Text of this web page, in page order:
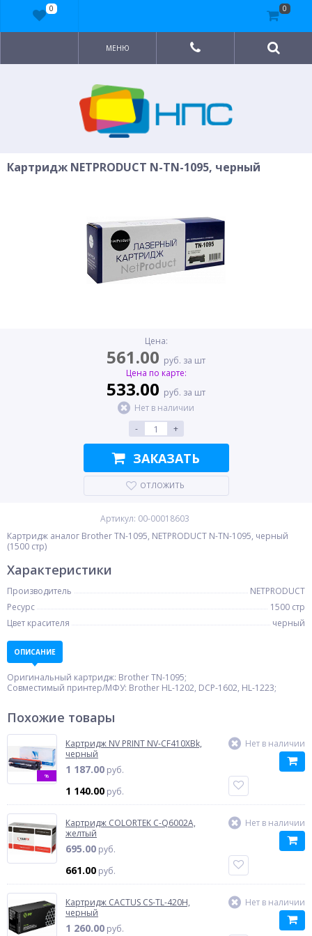
МЕНЮ
Картридж NETPRODUCT N-TN-1095, черный
Цена:
561.00 руб. за шт
Цена по карте:
533.00 руб. за шт
Нет в наличии
-
+
ЗАКАЗАТЬ
ОТЛОЖИТЬ
Артикул: 00-00018603
Картридж аналог Brother TN-1095, NETPRODUCT N-TN-1095, черный
(1500 стр)
Характеристики
Производитель
NETPRODUCT
Ресурс
1500 стр
Цвет красителя
черный
ОПИСАНИЕ
Оригинальный картридж: Brother TN-1095;
Совместимый принтер/МФУ: Brother HL-1202, DCP-1602, HL-1223;
Похожие товары
%
Картридж NV PRINT NV-CF410XBk,
черный
1 187.00 руб.
1 140.00 руб.
Нет в наличии
Картридж COLORTEK C-Q6002A,
желтый
695.00 руб.
661.00 руб.
Нет в наличии
Картридж CACTUS CS-TL-420H,
черный
1 260.00 руб.
Нет в наличии
0 0